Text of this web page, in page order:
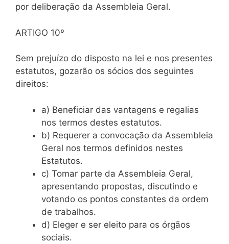
por deliberação da Assembleia Geral.
ARTIGO 10º
Sem prejuízo do disposto na lei e nos presentes
estatutos, gozarão os sócios dos seguintes
direitos:
a) Beneficiar das vantagens e regalias
nos termos destes estatutos.
b) Requerer a convocação da Assembleia
Geral nos termos definidos nestes
Estatutos.
c) Tomar parte da Assembleia Geral,
apresentando propostas, discutindo e
votando os pontos constantes da ordem
de trabalhos.
d) Eleger e ser eleito para os órgãos
sociais.